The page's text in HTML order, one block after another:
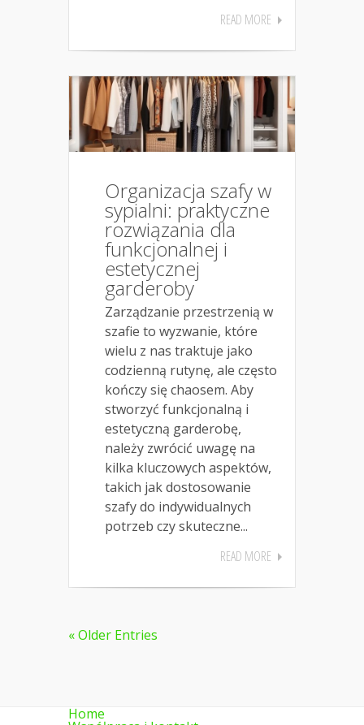
READ MORE
Organizacja szafy w
sypialni: praktyczne
rozwiązania dla
funkcjonalnej i
estetycznej
garderoby
Zarządzanie przestrzenią w
szafie to wyzwanie, które
wielu z nas traktuje jako
codzienną rutynę, ale często
kończy się chaosem. Aby
stworzyć funkcjonalną i
estetyczną garderobę,
należy zwrócić uwagę na
kilka kluczowych aspektów,
takich jak dostosowanie
szafy do indywidualnych
potrzeb czy skuteczne...
READ MORE
« Older Entries
Home